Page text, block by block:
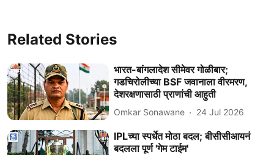
Related Stories
भारत-बांगलादेश सीमेवर गोळीबार;
गडचिरोलीच्या BSF जवानाला वीरमरण,
देशरक्षणासाठी प्राणांची आहुती
Omkar Sonawane 24 Jul 2026
IPLच्या स्पर्धेत मोठा बदल; बीसीसीआयनं
बदलला पूर्ण 'गेम टाईम'